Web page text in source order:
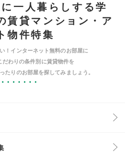
に一人暮らしする学
賃貸マンション・ア
物件特集
！インターネット無料のお部屋に
だわりの条件別に賃貸物件を
たりのお部屋を探してみましょう。